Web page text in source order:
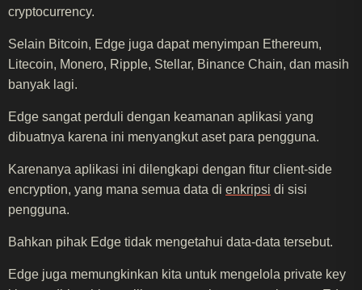
cryptocurrency.
Selain Bitcoin, Edge juga dapat menyimpan Ethereum,
Litecoin, Monero, Ripple, Stellar, Binance Chain, dan masih
banyak lagi.
Edge sangat perduli dengan keamanan aplikasi yang
dibuatnya karena ini menyangkut aset para pengguna.
Karenanya aplikasi ini dilengkapi dengan fitur client-side
encryption, yang mana semua data di enkripsi di sisi
pengguna.
Bahkan pihak Edge tidak mengetahui data-data tersebut.
Edge juga memungkinkan kita untuk mengelola private key